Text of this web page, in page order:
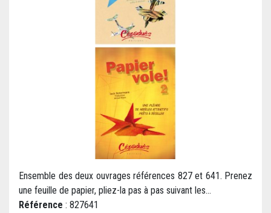
Ensemble des deux ouvrages références 827 et 641. Prenez
une feuille de papier, pliez-la pas à pas suivant les...
Référence : 827641